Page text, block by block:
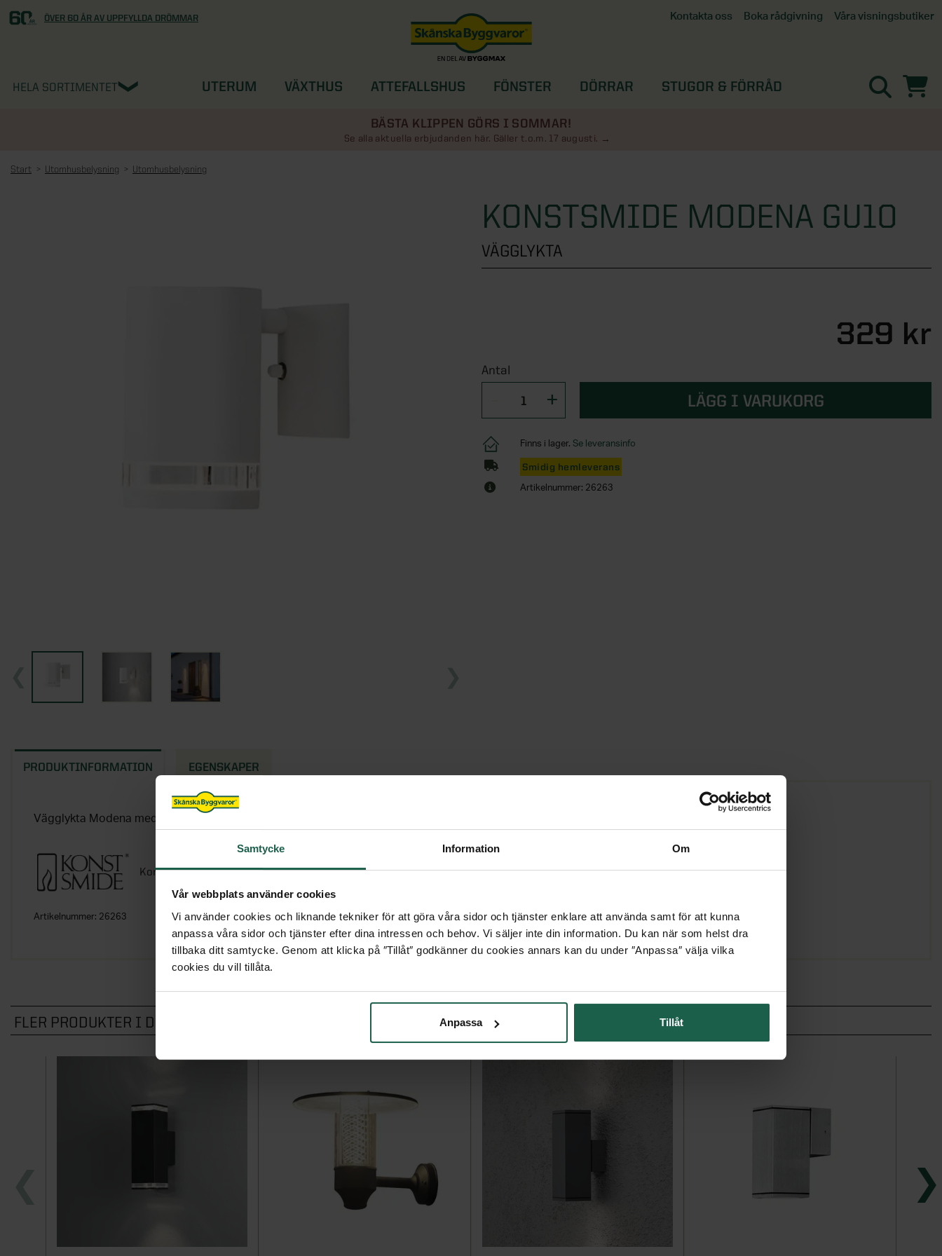
Samtycke Information Om
Vår webbplats använder cookies
Vi använder cookies och liknande tekniker för att göra våra sidor och tjänster enklare att använda samt för att kunna
anpassa våra sidor och tjänster efter dina intressen och behov. Vi säljer inte din information. Du kan när som helst dra
tillbaka ditt samtycke. Genom att klicka på ″Tillåt″ godkänner du cookies annars kan du under ″Anpassa″ välja vilka
cookies du vill tillåta.
Anpassa Tillåt
ÖVER 60 ÅR AV UPPFYLLDA DRÖMMAR Kontakta oss Boka rådgivning Våra visningsbutiker
Göteborg
HELA SORTIMENTET UTERUM VÄXTHUS ATTEFALLSHUS FÖNSTER DÖRRAR
STUGOR & FÖRRÅD
BÄSTA KLIPPEN GÖRS I SOMMAR!
Se alla aktuella erbjudanden här. Gäller t.o.m. 17 augusti.
Start Utomhusbelysning Utomhusbelysning
KONSTSMIDE MODENA GU10
VÄGGLYKTA
329 kr
Antal
LÄGG I VARUKORG
Finns i lager. Se leveransinfo
Smidig hemleverans
Artikelnummer: 26263
PRODUKTINFORMATION EGENSKAPER
Vägglykta Modena med transparent glas från Konstsmide.
Konstsmide
Artikelnummer: 26263
FLER PRODUKTER I DENNA KATEGORI